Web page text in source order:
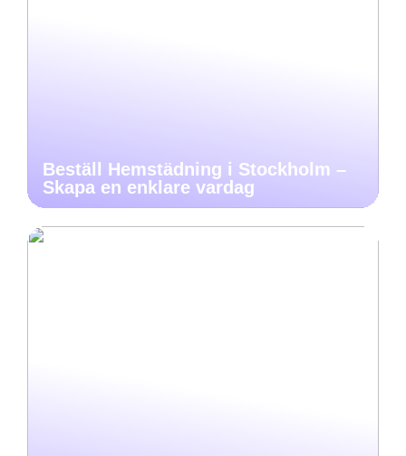
Beställ Hemstädning i Stockholm –
Skapa en enklare vardag